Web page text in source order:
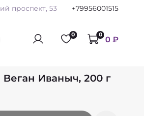
проспект, 53 +79956001515
0 0 0 ₽
Иваныч, 200 г